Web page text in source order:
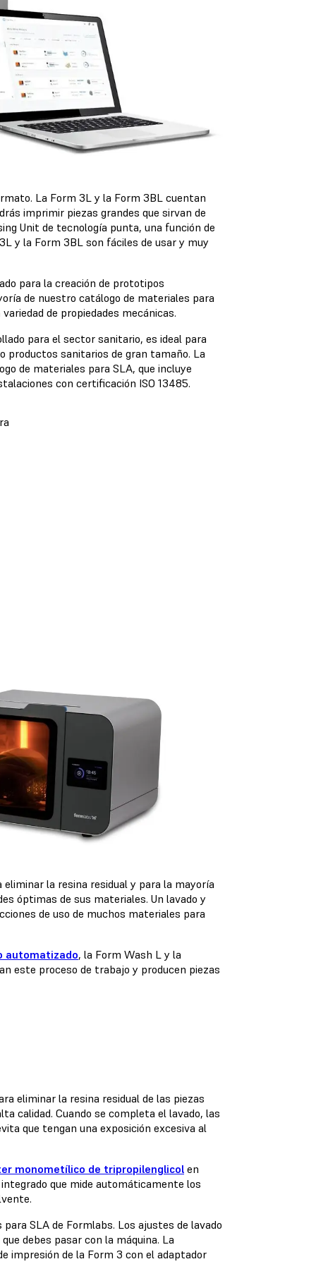
La Form 3L y la Form 3BL cuentan
imprimir piezas grandes que sirvan de
Unit de tecnología punta, una función de
y la Form 3BL son fáciles de usar y muy
para la creación de prototipos
de nuestro catálogo de materiales para
de propiedades mecánicas.
para el sector sanitario, es ideal para
productos sanitarios de gran tamaño. La
de materiales para SLA, que incluye
con certificación ISO 13485.
la resina residual y para la mayoría
óptimas de sus materiales. Un lavado y
de uso de muchos materiales para
automatizado, la Form Wash L y la
este proceso de trabajo y producen piezas
eliminar la resina residual de las piezas
calidad. Cuando se completa el lavado, las
que tengan una exposición excesiva al
monometílico de tripropilenglicol en
que mide automáticamente los
SLA de Formlabs. Los ajustes de lavado
debes pasar con la máquina. La
impresión de la Form 3 con el adaptador